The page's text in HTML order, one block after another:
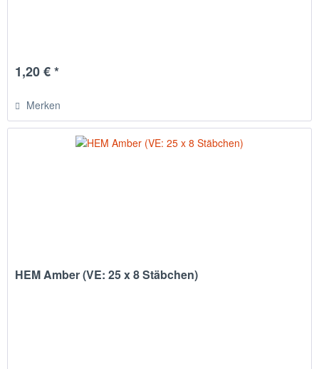
1,20 € *
Merken
HEM Amber (VE: 25 x 8 Stäbchen)